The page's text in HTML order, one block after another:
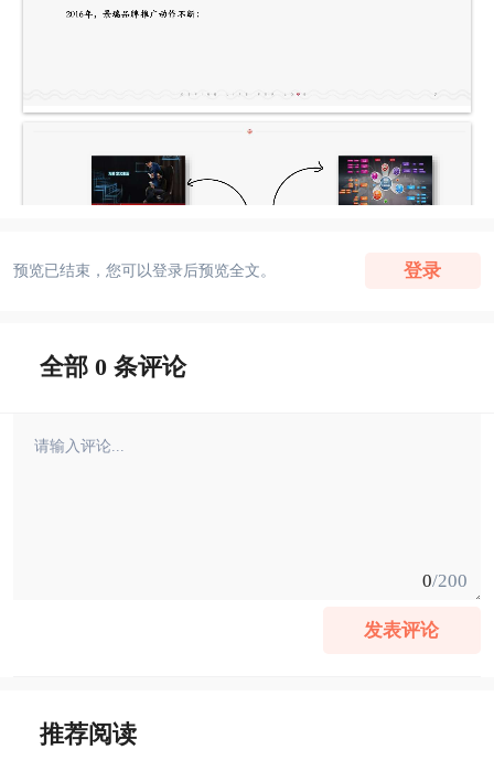
预览已结束，您可以登录后预览全文。 登录
全部 0 条评论
0/200
发表评论
推荐阅读